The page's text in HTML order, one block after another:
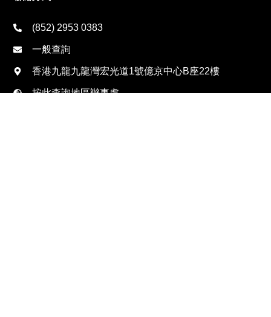
(852) 2953 0383
一般查詢
香港九龍九龍灣宏光道1號億京中心B座22樓
按此查詢地區辦事處